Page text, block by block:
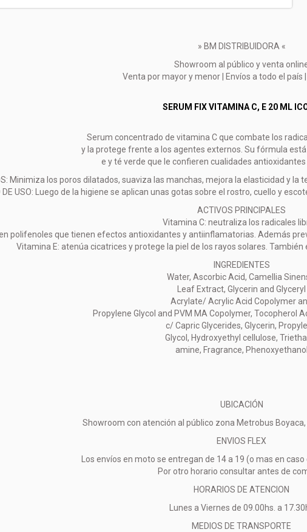
» BM DISTRIBUIDORA «
Showroom al público y venta
Venta por mayor y menor | Envíos a todo el país
SERUM FIX VITAMINA C, E 20 ML
Serum concentrado de vitamina C que combate los
y la protege frente a los agentes externos. Su fórmula
e y té verde que le confieren cualidades
Minimiza los poros dilatados, suaviza las manchas, mejora la elasticidad y la
DE USO: Luego de la higiene se aplican unas gotas sobre el rostro, cuello y
ACTIVOS PRINCIPALES
Vitamina C: neutraliza los radicales
polifenoles que tienen efectos antioxidantes y antiinflamatorias. Además
Vitamina E: atenúa cicatrices y protege la piel de los rayos solares.
INGREDIENTES
Water, Ascorbic Acid, Camellia
Leaf Extract, Glycerin and Glyceryl
Acrylate/ Acrylic Acid Copolymer
Propylene Glycol and PVM MA Copolymer, Tocopherol
c/ Capric Glycerides, Glycerin,
Glycol, Hydroxyethyl cellulose,
amine, Fragrance, Phenoxyethanol
UBICACIÓN
Showroom con atención al público zona Metrobus Boyaca,
ENVIOS FLEX
Los envíos en moto se entregan de 14 a 19 (o mas en
Por otro horario consultar antes de
HORARIOS DE ATENCION
Lunes a Viernes de 09.00hs. a
MEDIOS DE TRANSPORTE